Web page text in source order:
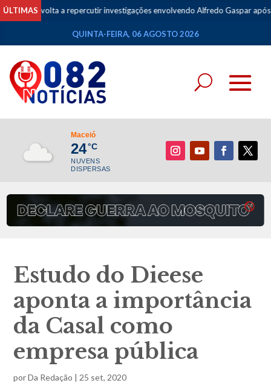
ÚLTIMAS
volta a repercutir investigações envolvendo Alfredo Gaspar após
QUINTA-FEIRA, 06 AGOSTO 2026
Maceió
24°C
NUVENS
DISPERSAS
Estudo do Dieese
aponta a importância
da Casal como
empresa pública
porDa Redação | 25 set, 2020